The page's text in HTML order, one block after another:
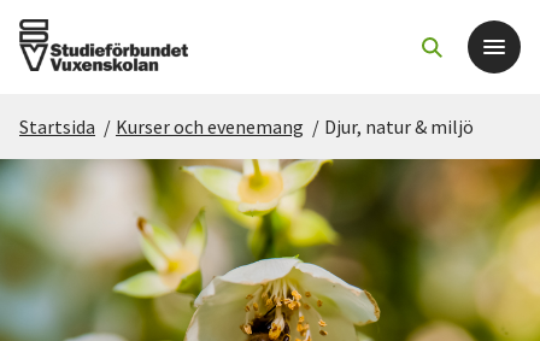
Det här gör vi
För dig som
Sök kurser och evenemang
Startsida / Kurser och evenemang / Djur, natur & miljö